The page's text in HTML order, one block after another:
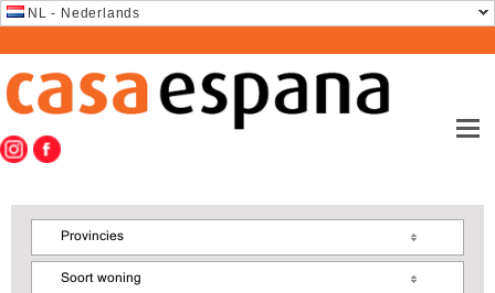
NL - Nederlands
Provincies
Soort woning